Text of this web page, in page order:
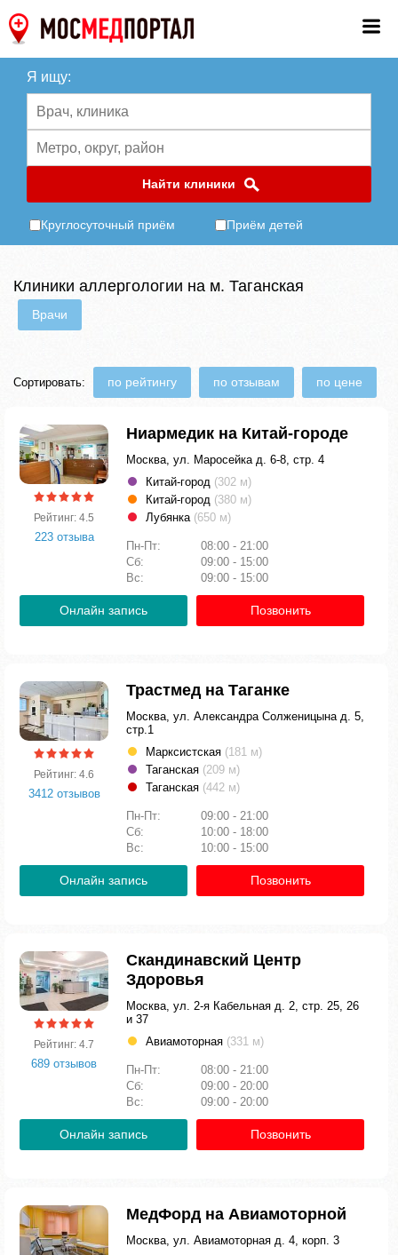
Я ищу:
Найти клиники
Круглосуточный приём Приём детей
Клиники аллергологии на м. Таганская
Врачи
Сортировать: по рейтингу по отзывам по цене
Рейтинг: 4.5
223 отзыва
Ниармедик на Китай-городе
Москва, ул. Маросейка д. 6-8, стр. 4
Китай-город (302 м)
Китай-город (380 м)
Лубянка (650 м)
Пн-Пт:
08:00 - 21:00
Сб:
09:00 - 15:00
Вс:
09:00 - 15:00
Онлайн запись Позвонить
Рейтинг: 4.6
3412 отзывов
Трастмед на Таганке
Москва, ул. Александра Солженицына д. 5,
стр.1
Марксистская (181 м)
Таганская (209 м)
Таганская (442 м)
Пн-Пт:
09:00 - 21:00
Сб:
10:00 - 18:00
Вс:
10:00 - 15:00
Онлайн запись Позвонить
Рейтинг: 4.7
689 отзывов
Скандинавский Центр
Здоровья
Москва, ул. 2-я Кабельная д. 2, стр. 25, 26
и 37
Авиамоторная (331 м)
Пн-Пт:
08:00 - 21:00
Сб:
09:00 - 20:00
Вс:
09:00 - 20:00
Онлайн запись Позвонить
МедФорд на Авиамоторной
Москва, ул. Авиамоторная д. 4, корп. 3